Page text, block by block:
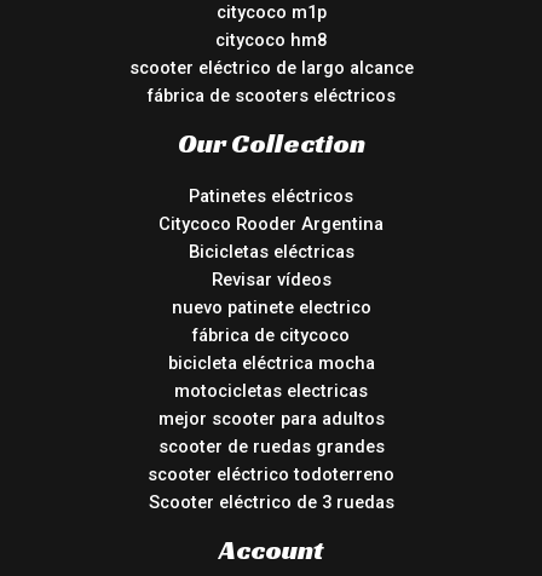
citycoco m1p
citycoco hm8
scooter eléctrico de largo alcance
fábrica de scooters eléctricos
Our Collection
Patinetes eléctricos
Citycoco Rooder Argentina
Bicicletas eléctricas
Revisar vídeos
nuevo patinete electrico
fábrica de citycoco
bicicleta eléctrica mocha
motocicletas electricas
mejor scooter para adultos
scooter de ruedas grandes
scooter eléctrico todoterreno
Scooter eléctrico de 3 ruedas
Account